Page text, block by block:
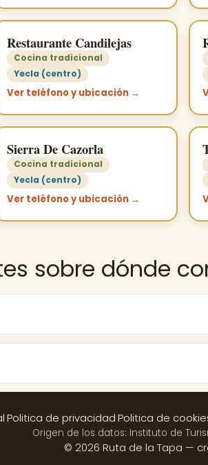
Restaurante Candilejas
Cocina tradicional
Yecla (centro)
Ver teléfono y ubicación →
Sierra De Cazorla
Cocina tradicional
Yecla (centro)
Ver teléfono y ubicación →
sobre dónde
·Politica de privacidad·Politica de
Origen de los datos: Instituto de
© 2026 Ruta de la Tapa —